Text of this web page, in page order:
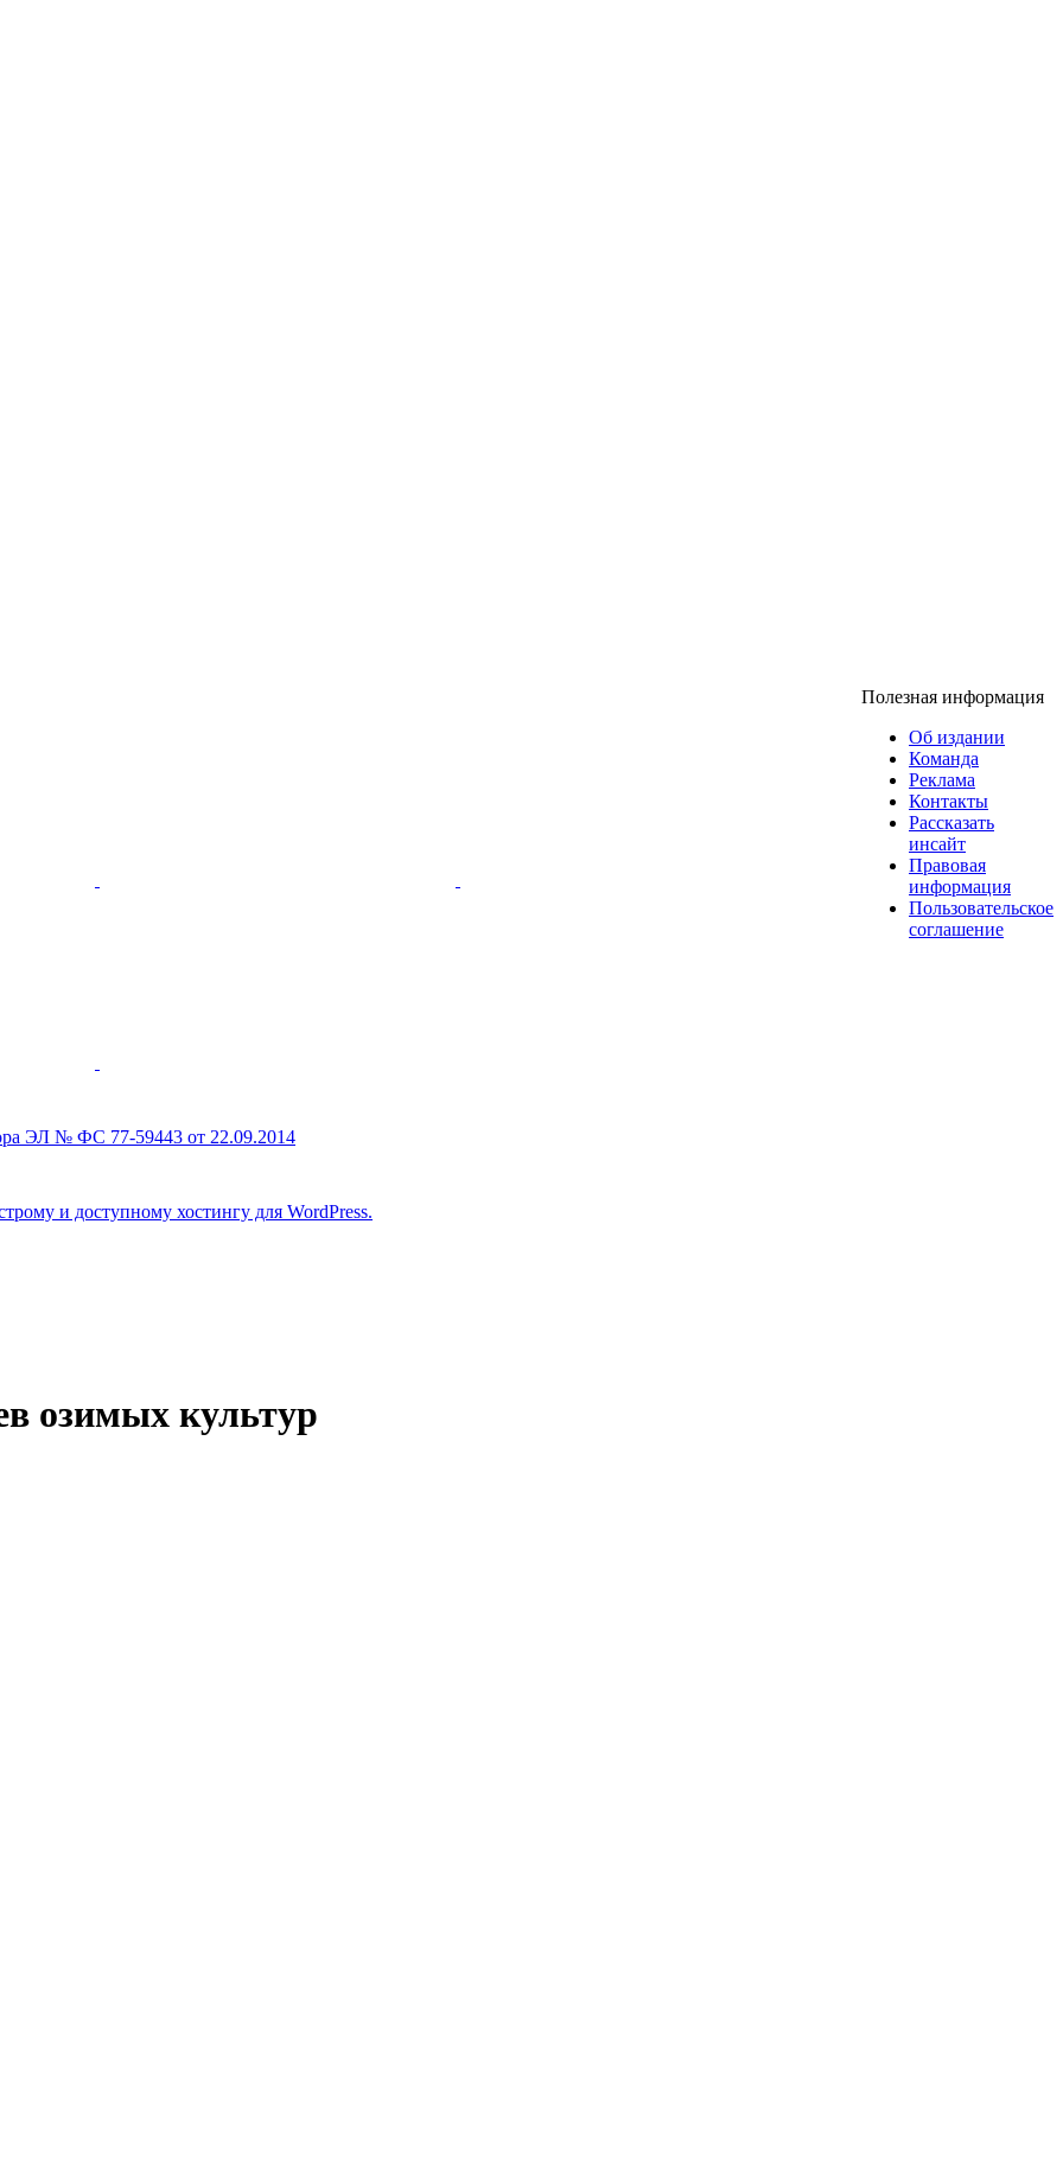
Полезная информация
Об издании
Команда
Реклама
Контакты
Рассказать
инсайт
Правовая
информация
Пользовательское
соглашение
ЭЛ № ФС 77-59443 от 22.09.2014
и доступному хостингу для WordPress.
озимых культур